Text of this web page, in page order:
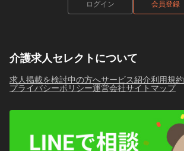
ログイン 会員登録
介護求人セレクトについて
求人掲載を検討中の方へサービス紹介利用規約
プライバシーポリシー運営会社サイトマップ